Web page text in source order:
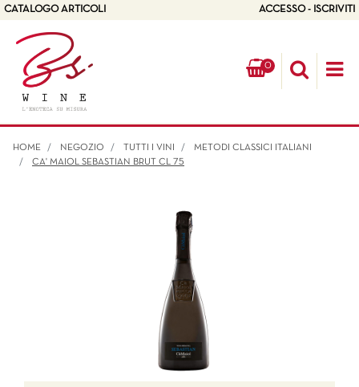
CATALOGO ARTICOLI ACCESSO - ISCRIVITI
0
HOME NEGOZIO TUTTI I VINI
METODI CLASSICI ITALIANI
CA' MAIOL SEBASTIAN BRUT CL 75